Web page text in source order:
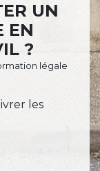
UN
EN
?
légale
les